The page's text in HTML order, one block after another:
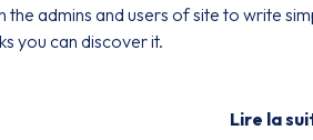
admins and users of site to write
you can discover it.
Lire la